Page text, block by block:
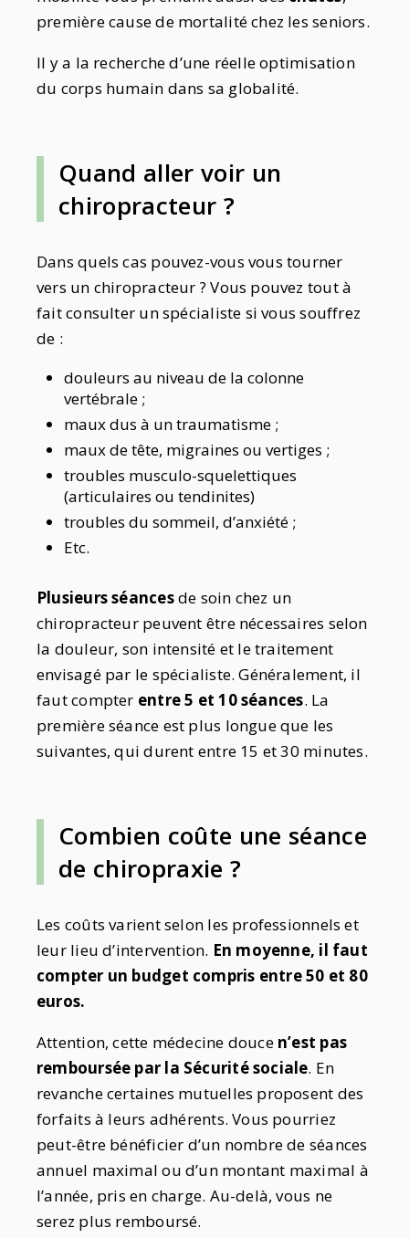
première cause de mortalité chez les seniors.
Il y a la recherche d’une réelle optimisation
du corps humain dans sa globalité.
Quand aller voir un
chiropracteur ?
Dans quels cas pouvez-vous vous tourner
vers un chiropracteur ? Vous pouvez tout à
fait consulter un spécialiste si vous souffrez
de :
douleurs au niveau de la colonne
vertébrale ;
maux dus à un traumatisme ;
maux de tête, migraines ou vertiges ;
troubles musculo-squelettiques
(articulaires ou tendinites)
troubles du sommeil, d’anxiété ;
Etc.
Plusieurs séancesde soin chez un
chiropracteur peuvent être nécessaires selon
la douleur, son intensité et le traitement
envisagé par le spécialiste. Généralement, il
faut compter entre 5 et 10 séances. La
première séance est plus longue que les
suivantes, qui durent entre 15 et 30 minutes.
Combien coûte une séance
de chiropraxie ?
Les coûts varient selon les professionnels et
leur lieu d’intervention. En moyenne, il faut
compter un budget compris entre 50 et 80
euros.
Attention, cette médecine douce n’est pas
remboursée par la Sécurité sociale. En
revanche certaines mutuelles proposent des
forfaits à leurs adhérents. Vous pourriez
peut-être bénéficier d’un nombre de séances
annuel maximal ou d’un montant maximal à
l’année, pris en charge. Au-delà, vous ne
serez plus remboursé.